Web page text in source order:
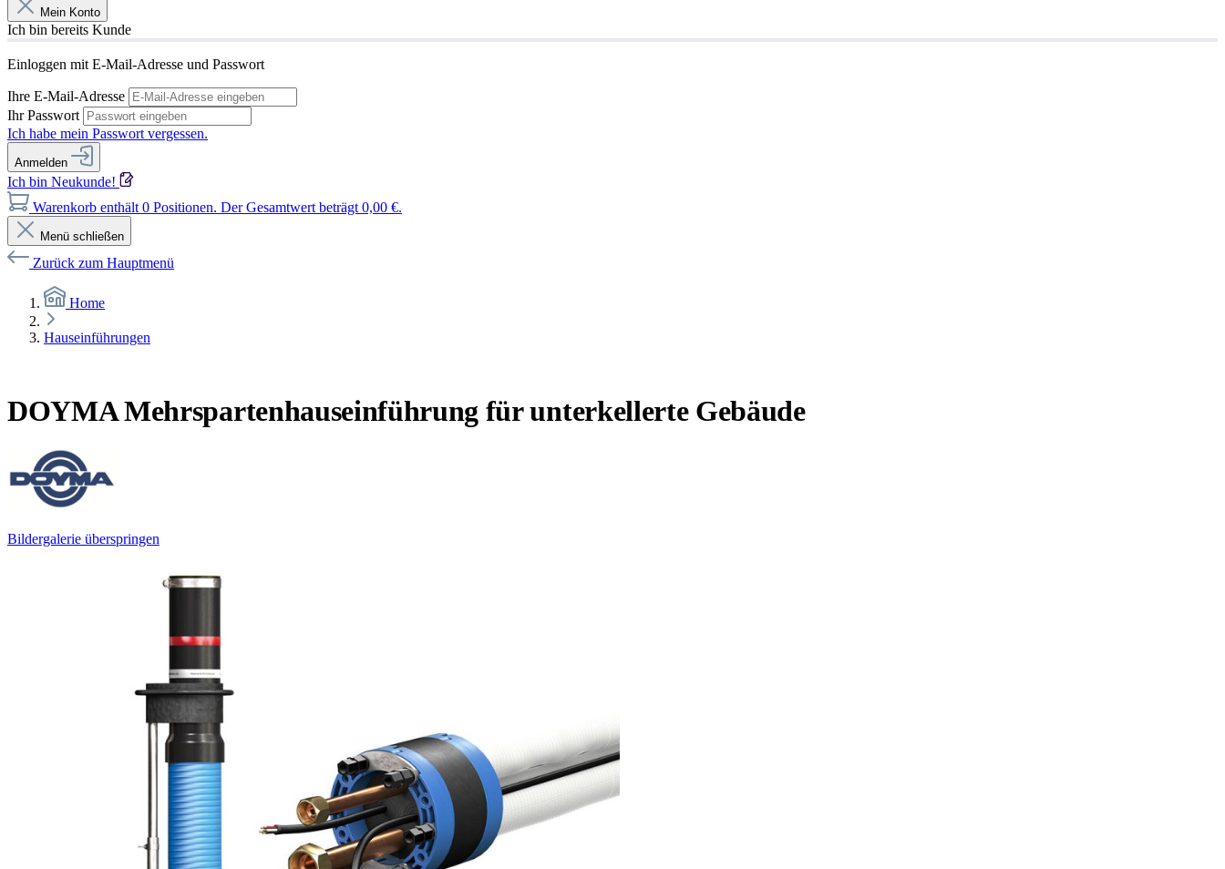
Mein Konto
Ich bin bereits Kunde
Einloggen mit E-Mail-Adresse und Passwort
Ihre E-Mail-Adresse
Ihr Passwort
Ich habe mein Passwort vergessen.
Anmelden
Ich bin Neukunde!
Warenkorb enthält 0 Positionen. Der Gesamtwert beträgt 0,00 €.
Menü schließen
Zurück zum Hauptmenü
Home
Hauseinführungen
DOYMA Mehrspartenhauseinführung für unterkellerte Gebäude
Bildergalerie überspringen